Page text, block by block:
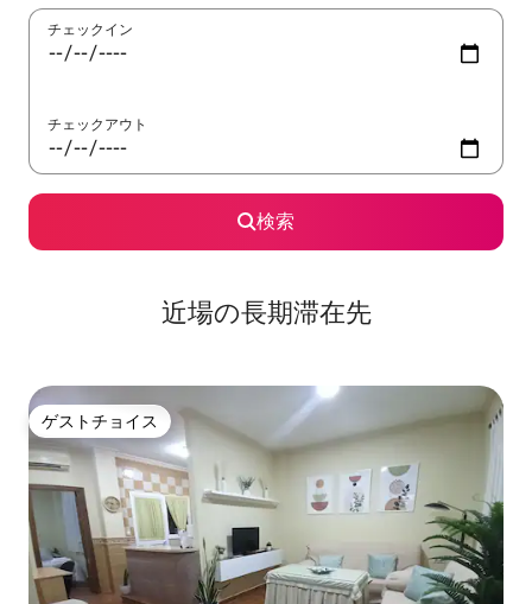
チェックイン
チェックアウト
検索
近場の長期滞在先
ゲストチョイス
ゲストチョイス